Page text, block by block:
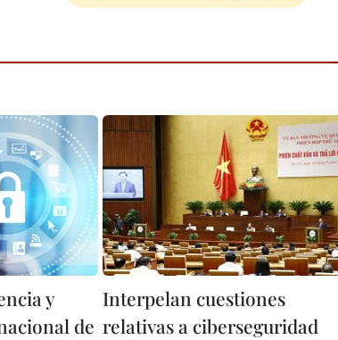
y
de
Interpelan cuestiones
relativas a ciberseguridad